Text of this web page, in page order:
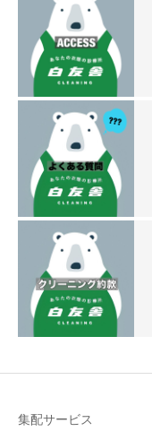
集配サービス